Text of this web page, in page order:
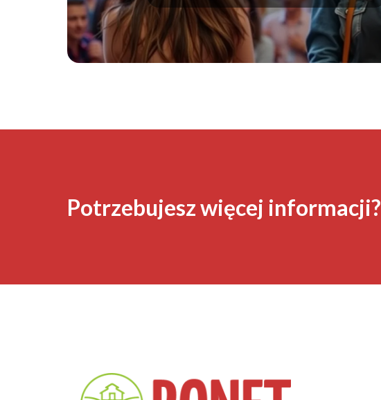
Potrzebujesz więcej informacji?